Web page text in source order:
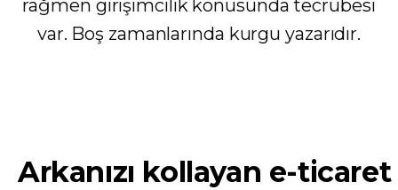
rağmen girişimcilik konusunda tecrübesi
var. Boş zamanlarında kurgu yazarıdır.
Arkanızı kollayan e-ticaret